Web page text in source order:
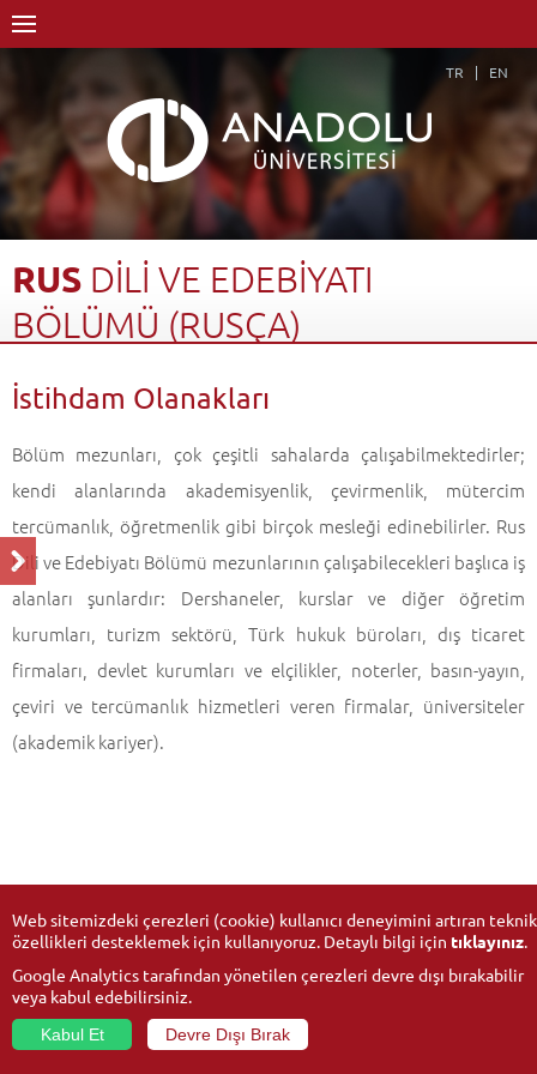
TR EN
RUS DİLİ VE EDEBİYATI
BÖLÜMÜ (RUSÇA)
Rus Dili ve Edebiyatı Bölümü (Rusça)
İstihdam Olanakları
Bölüm mezunları, çok çeşitli sahalarda çalışabilmektedirler;
kendi alanlarında akademisyenlik, çevirmenlik, mütercim
tercümanlık, öğretmenlik gibi birçok mesleği edinebilirler. Rus
Dili ve Edebiyatı Bölümü mezunlarının çalışabilecekleri başlıca iş
alanları şunlardır: Dershaneler, kurslar ve diğer öğretim
kurumları, turizm sektörü, Türk hukuk büroları, dış ticaret
firmaları, devlet kurumları ve elçilikler, noterler, basın-yayın,
çeviri ve tercümanlık hizmetleri veren firmalar, üniversiteler
(akademik kariyer).
Web sitemizdeki çerezleri (cookie) kullanıcı deneyimini artıran teknik
özellikleri desteklemek için kullanıyoruz. Detaylı bilgi için tıklayınız.
Google Analytics tarafından yönetilen çerezleri devre dışı bırakabilir
veya kabul edebilirsiniz.
Kabul Et
Devre Dışı Bırak
© 2026Anadolu Üniversitesi- Tüm hakları saklıdır.